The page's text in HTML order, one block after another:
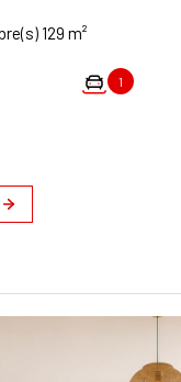
Maison 4 pièce(s) 3 chambre(s) 129 m²
1